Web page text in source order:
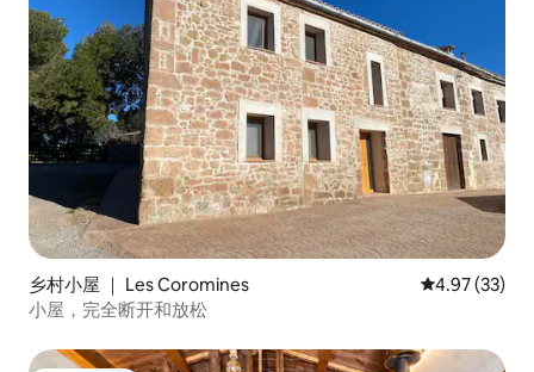
乡村小屋 ｜ Les Coromines 平均评分
4.97 (33)
小屋，完全断开和放松